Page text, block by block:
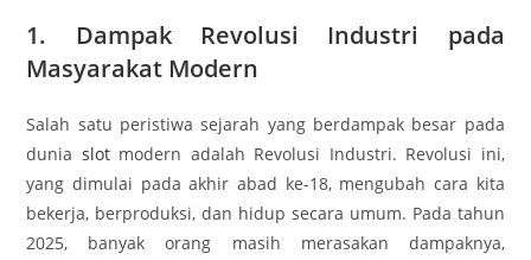
1. Dampak Revolusi Industri pada
Masyarakat Modern
Salah satu peristiwa sejarah yang berdampak besar pada
dunia slotmodern adalah Revolusi Industri. Revolusi ini,
yang dimulai pada akhir abad ke-18, mengubah cara kita
bekerja, berproduksi, dan hidup secara umum. Pada tahun
2025, banyak orang masih merasakan dampaknya,